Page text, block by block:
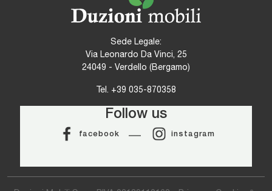
Sede Legale:
Via Leonardo Da Vinci, 25
24049 - Verdello (Bergamo)
Tel. +39 035-870358
Follow us
facebook instagram